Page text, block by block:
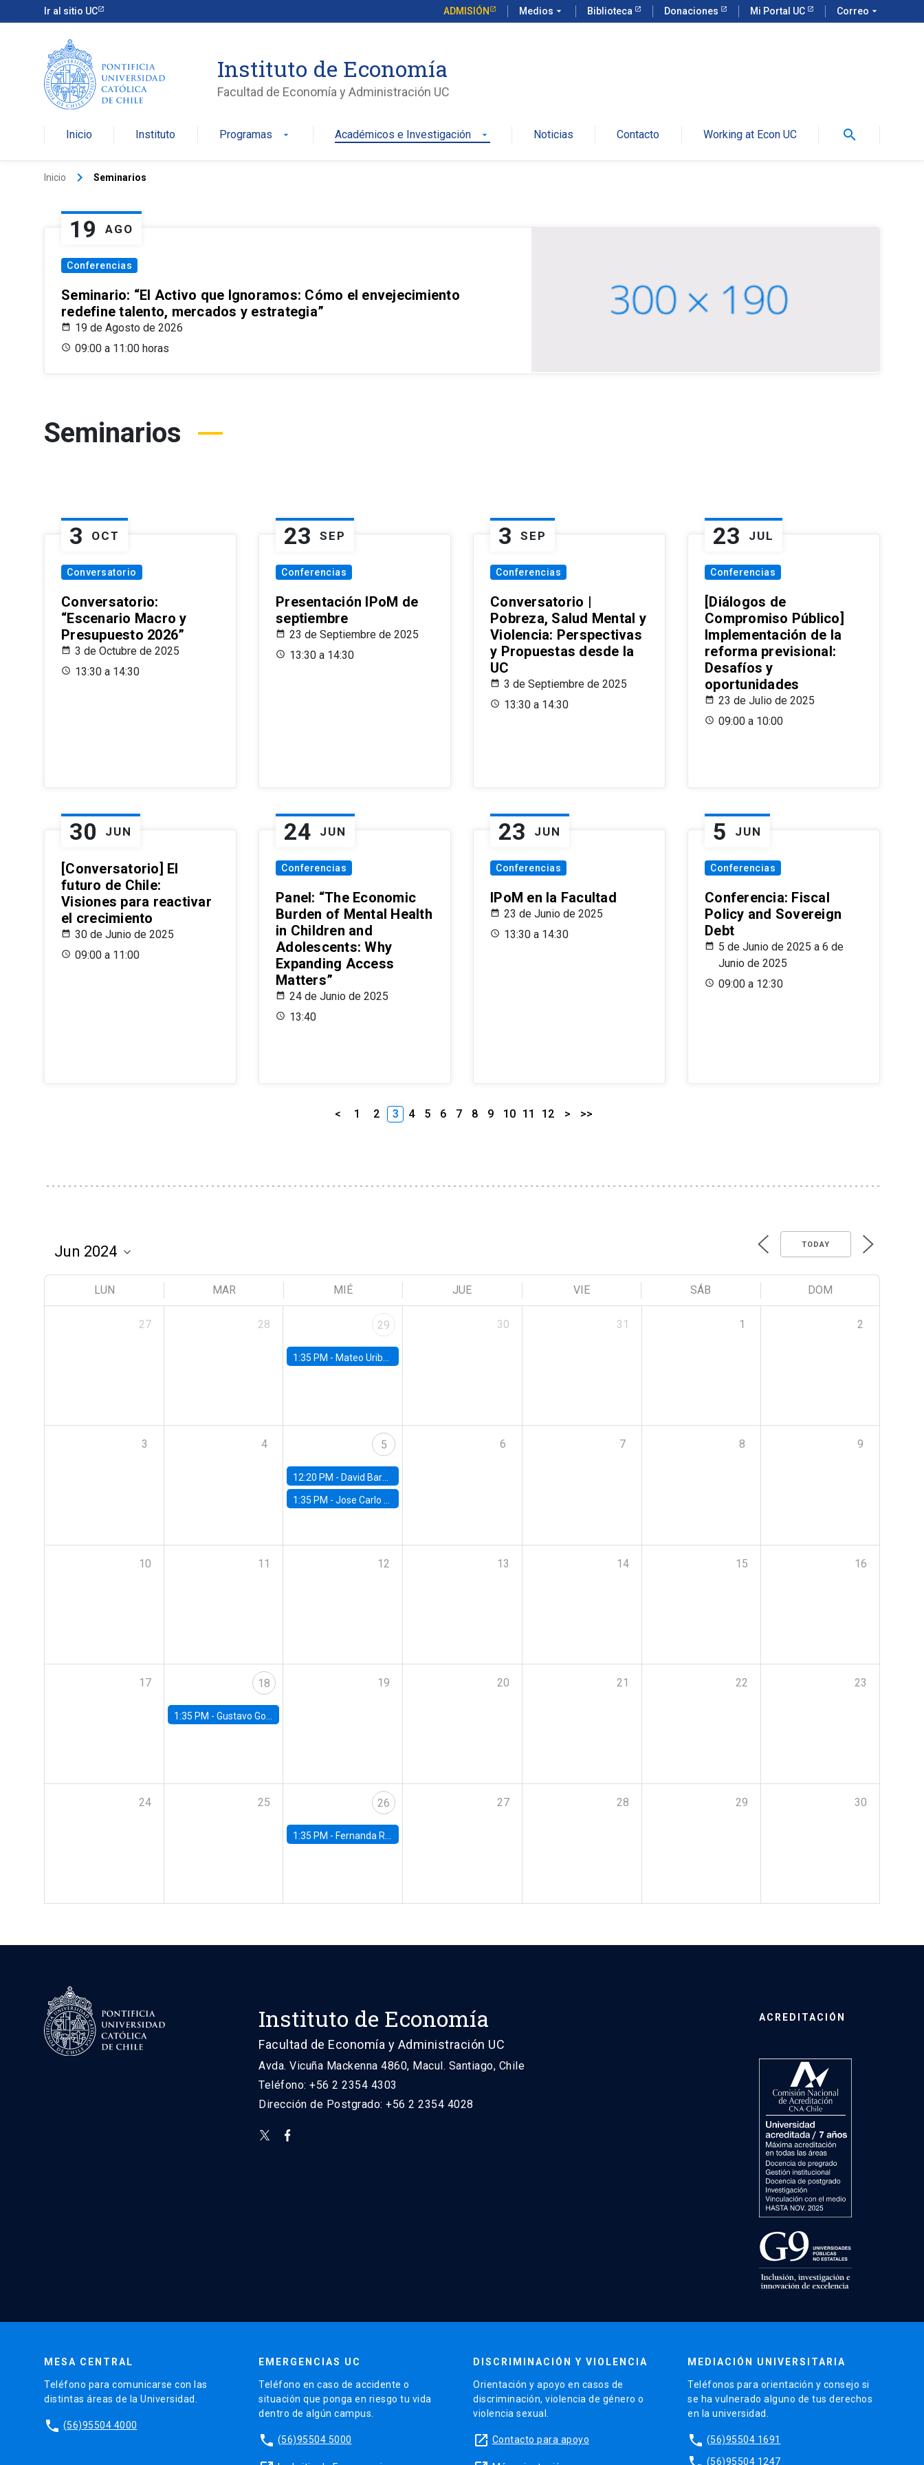
Ir al sitio UC ADMISIÓN Medios arrow_drop_down Biblioteca Donaciones Mi Portal UC Correo arrow_drop_down
Instituto de Economía
Facultad de Economía y Administración UC
Inicio Instituto Programas arrow_drop_down Académicos e Investigación arrow_drop_down Noticias Contacto Working at Econ UC search
Inicio keyboard_arrow_right Seminarios
19 AGO
Conferencias
Seminario: “El Activo que Ignoramos: Cómo el envejecimiento
redefine talento, mercados y estrategia”
19 de Agosto de 2026
09:00 a 11:00 horas
Seminarios
3 OCT
Conversatorio
Conversatorio:
“Escenario Macro y
Presupuesto 2026”
3 de Octubre de 2025
13:30 a 14:30
23 SEP
Conferencias
Presentación IPoM de
septiembre
23 de Septiembre de 2025
13:30 a 14:30
3 SEP
Conferencias
Conversatorio |
Pobreza, Salud Mental y
Violencia: Perspectivas
y Propuestas desde la
UC
3 de Septiembre de 2025
13:30 a 14:30
23 JUL
Conferencias
[Diálogos de
Compromiso Público]
Implementación de la
reforma previsional:
Desafíos y
oportunidades
23 de Julio de 2025
09:00 a 10:00
30 JUN
[Conversatorio] El
futuro de Chile:
Visiones para reactivar
el crecimiento
30 de Junio de 2025
09:00 a 11:00
24 JUN
Conferencias
Panel: “The Economic
Burden of Mental Health
in Children and
Adolescents: Why
Expanding Access
Matters”
24 de Junio de 2025
13:40
23 JUN
Conferencias
IPoM en la Facultad
23 de Junio de 2025
13:30 a 14:30
5 JUN
Conferencias
Conferencia: Fiscal
Policy and Sovereign
Debt
5 de Junio de 2025 a 6 de
Junio de 2025
09:00 a 12:30
< 1 2 3 4 5 6 7 8 9 10 11 12 > >>
TODAY
LUN MAR MIÉ JUE VIE SÁB DOM
27 28 29
1:35 PM - Mateo Uribe-Castro, Universidad de los Andes (Colombia)
30 31 1 2
3 4 5
12:20 PM - David Bardey, Universidad de los Andes - CEDE
1:35 PM -Jose Carlo Bermudez, UC (ME) & World Bank
6 7 8 9
10 11 12 13 14 15 16
17 18
1:35 PM - Gustavo González, Banco Central de Chile
19 20 21 22 23
24 25 26
1:35 PM - Fernanda Rojas Ampuero, University of Wisconsin-Madison
27 28 29 30
Instituto de Economía
Facultad de Economía y Administración UC
Avda. Vicuña Mackenna 4860, Macul. Santiago, Chile
Teléfono: +56 2 2354 4303
Dirección de Postgrado: +56 2 2354 4028
ACREDITACIÓN
MESA CENTRAL
Teléfono para comunicarse con las
distintas áreas de la Universidad.
phone (56)95504 4000
EMERGENCIAS UC
Teléfono en caso de accidente o
situación que ponga en riesgo tu vida
dentro de algún campus.
phone (56)95504 5000
DISCRIMINACIÓN Y VIOLENCIA
Orientación y apoyo en casos de
discriminación, violencia de género o
violencia sexual.
launch Contacto para apoyo
MEDIACIÓN UNIVERSITARIA
Teléfonos para orientación y consejo si
se ha vulnerado alguno de tus derechos
en la universidad.
phone (56)95504 1691
(56)95504 1247